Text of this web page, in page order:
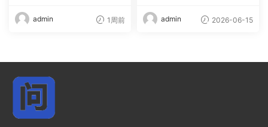
admin 1周前 admin 2026-06-15